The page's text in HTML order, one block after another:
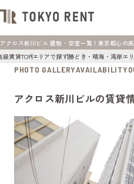
アクロス新川ビル 建物・空室一覧 | 東京都心の
級賃貸TOPエリアで探す勝どき・晴海・湾岸エ
PHOTO GALLERYAVAILABILITY
アクロス新川ビルの賃貸